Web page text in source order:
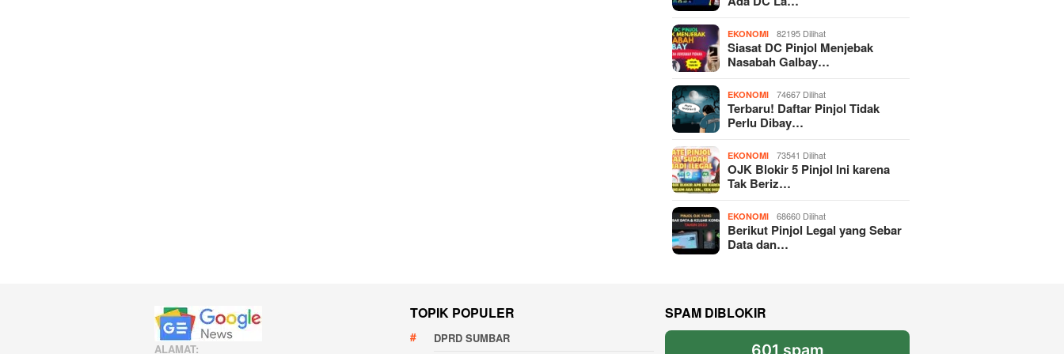
EKONOMI 82195 Dilihat
Siasat DC Pinjol Menjebak
Nasabah Galbay…
EKONOMI 74667 Dilihat
Terbaru! Daftar Pinjol Tidak
Perlu Dibay…
EKONOMI 73541 Dilihat
OJK Blokir 5 Pinjol Ini karena
Tak Beriz…
EKONOMI 68660 Dilihat
Berikut Pinjol Legal yang Sebar
Data dan…
ALAMAT:
TOPIK POPULER
DPRD SUMBAR
SPAM DIBLOKIR
601 spam